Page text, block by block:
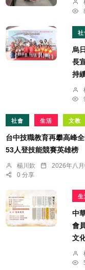
社
烏
長
持
社會 生活 文教
台中技職教育再攀高峰
53人登技能競賽英雄榜
楊川欽 2026年八月
0 分享
生
中
會
文